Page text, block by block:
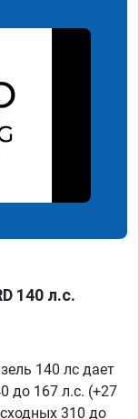
140 л.с.
140 лс дает
до 167 л.с. (+27
310 до